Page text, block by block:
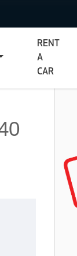
RENT
A
CAR